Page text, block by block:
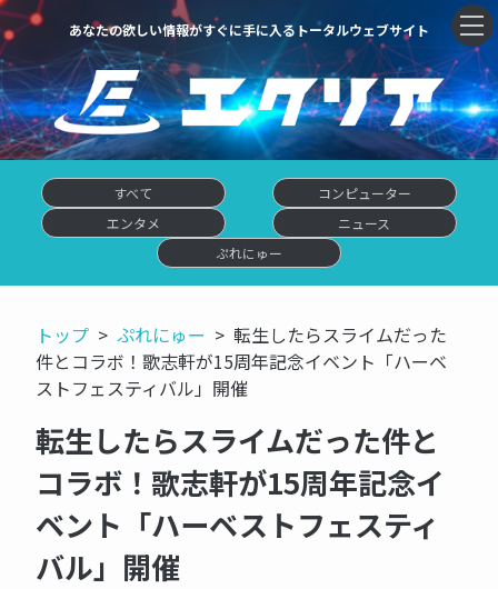
あなたの欲しい情報がすぐに手に入るトータルウェブサイト
すべて
コンピューター
エンタメ
ニュース
ぷれにゅー
トップ ぷれにゅー
転生したらスライムだった
件とコラボ！歌志軒が15周年記念イベント「ハーベ
ストフェスティバル」開催
転生したらスライムだった件と
コラボ！歌志軒が15周年記念イ
ベント「ハーベストフェスティ
バル」開催